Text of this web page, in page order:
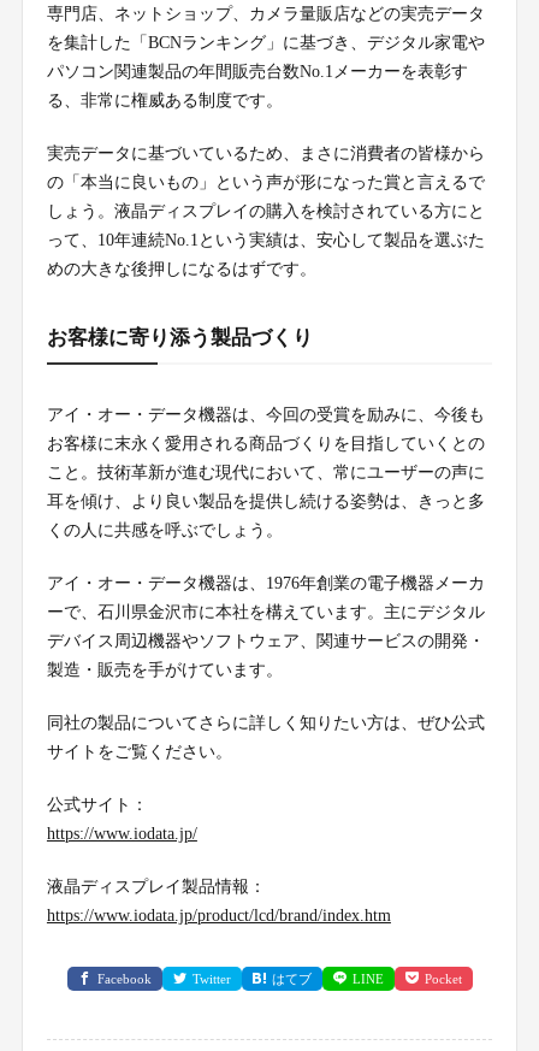
専門店、ネットショップ、カメラ量販店などの実売データ
を集計した「BCNランキング」に基づき、デジタル家電や
パソコン関連製品の年間販売台数No.1メーカーを表彰す
る、非常に権威ある制度です。
実売データに基づいているため、まさに消費者の皆様から
の「本当に良いもの」という声が形になった賞と言えるで
しょう。液晶ディスプレイの購入を検討されている方にと
って、10年連続No.1という実績は、安心して製品を選ぶた
めの大きな後押しになるはずです。
お客様に寄り添う製品づくり
アイ・オー・データ機器は、今回の受賞を励みに、今後も
お客様に末永く愛用される商品づくりを目指していくとの
こと。技術革新が進む現代において、常にユーザーの声に
耳を傾け、より良い製品を提供し続ける姿勢は、きっと多
くの人に共感を呼ぶでしょう。
アイ・オー・データ機器は、1976年創業の電子機器メーカ
ーで、石川県金沢市に本社を構えています。主にデジタル
デバイス周辺機器やソフトウェア、関連サービスの開発・
製造・販売を手がけています。
同社の製品についてさらに詳しく知りたい方は、ぜひ公式
サイトをご覧ください。
公式サイト：
https://www.iodata.jp/
液晶ディスプレイ製品情報：
https://www.iodata.jp/product/lcd/brand/index.htm
Facebook Twitter はてブ LINE Pocket